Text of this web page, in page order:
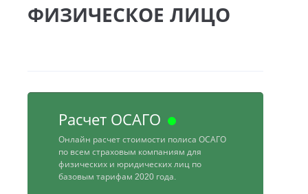
ФИЗИЧЕСКОЕ ЛИЦО
Расчет ОСАГО
Онлайн расчет стоимости полиса ОСАГО
по всем страховым компаниям для
физических и юридических лиц по
базовым тарифам 2020 года.